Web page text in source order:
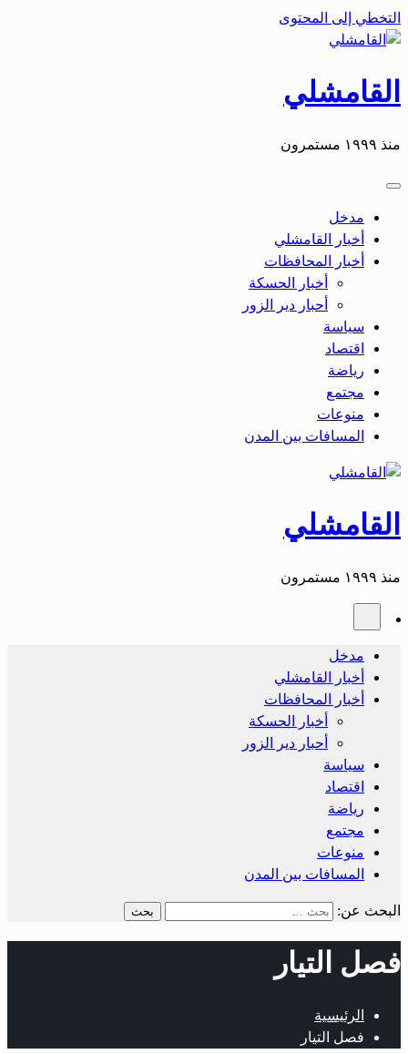
التخطي إلى المحتوى
القامشلي
منذ ١٩٩٩ مستمرون
مدخل
أخبار القامشلي
أخبار المحافظات
أخبار الحسكة
أحبار دير الزور
سياسة
اقتصاد
رياضة
مجتمع
منوعات
المسافات بين المدن
القامشلي
منذ ١٩٩٩ مستمرون
مدخل
أخبار القامشلي
أخبار المحافظات
أخبار الحسكة
أحبار دير الزور
سياسة
اقتصاد
رياضة
مجتمع
منوعات
المسافات بين المدن
البحث عن:
فصل التيار
الرئيسية
فصل التيار